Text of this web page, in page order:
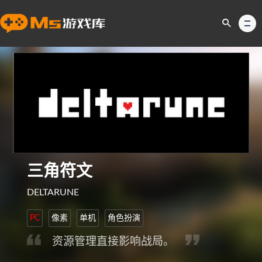
三角符文
DELTARUNE
PC 像素 单机 角色扮演
资源管理直接影响战局。